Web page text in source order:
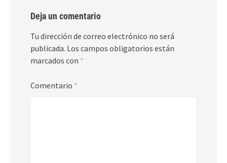
Deja un comentario
Tu dirección de correo electrónico no será
publicada. Los campos obligatorios están
marcados con *
Comentario *